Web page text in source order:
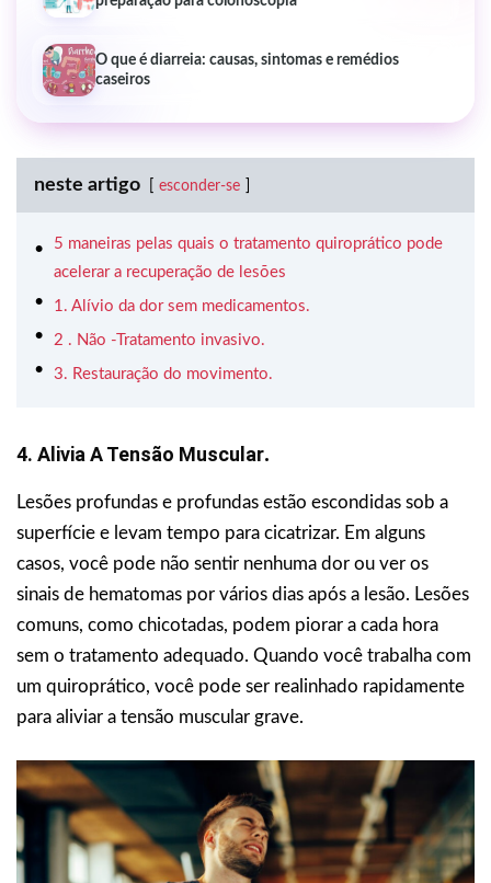
O que é diarreia: causas, sintomas e remédios
caseiros
neste artigo esconder-se
5 maneiras pelas quais o tratamento quiroprático pode
acelerar a recuperação de lesões
1. Alívio da dor sem medicamentos.
2 . Não -Tratamento invasivo.
3. Restauração do movimento.
4. Alivia A Tensão Muscular.
Lesões profundas e profundas estão escondidas sob a
superfície e levam tempo para cicatrizar. Em alguns
casos, você pode não sentir nenhuma dor ou ver os
sinais de hematomas por vários dias após a lesão. Lesões
comuns, como chicotadas, podem piorar a cada hora
sem o tratamento adequado. Quando você trabalha com
um quiroprático, você pode ser realinhado rapidamente
para aliviar a tensão muscular grave.